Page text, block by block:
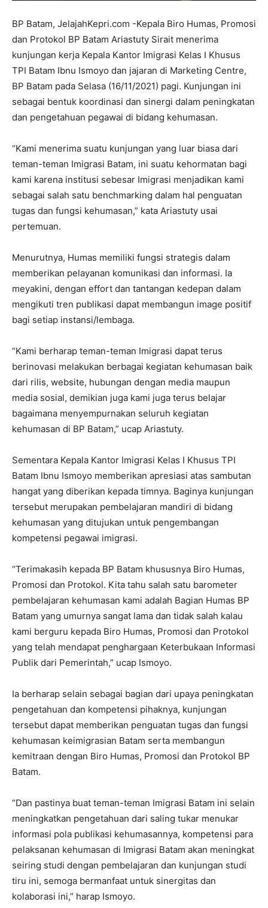
BP Batam, JelajahKepri.com -Kepala Biro Humas, Promosi
dan Protokol BP Batam Ariastuty Sirait menerima
kunjungan kerja Kepala Kantor Imigrasi Kelas I Khusus
TPI Batam Ibnu Ismoyo dan jajaran di Marketing Centre,
BP Batam pada Selasa (16/11/2021) pagi. Kunjungan ini
sebagai bentuk koordinasi dan sinergi dalam peningkatan
dan pengetahuan pegawai di bidang kehumasan.
“Kami menerima suatu kunjungan yang luar biasa dari
teman-teman Imigrasi Batam, ini suatu kehormatan bagi
kami karena institusi sebesar Imigrasi menjadikan kami
sebagai salah satu benchmarking dalam hal penguatan
tugas dan fungsi kehumasan,” kata Ariastuty usai
pertemuan.
Menurutnya, Humas memiliki fungsi strategis dalam
memberikan pelayanan komunikasi dan informasi. Ia
meyakini, dengan effort dan tantangan kedepan dalam
mengikuti tren publikasi dapat membangun image positif
bagi setiap instansi/lembaga.
“Kami berharap teman-teman Imigrasi dapat terus
berinovasi melakukan berbagai kegiatan kehumasan baik
dari rilis, website, hubungan dengan media maupun
media sosial, demikian juga kami juga terus belajar
bagaimana menyempurnakan seluruh kegiatan
kehumasan di BP Batam,” ucap Ariastuty.
Sementara Kepala Kantor Imigrasi Kelas I Khusus TPI
Batam Ibnu Ismoyo memberikan apresiasi atas sambutan
hangat yang diberikan kepada timnya. Baginya kunjungan
tersebut merupakan pembelajaran mandiri di bidang
kehumasan yang ditujukan untuk pengembangan
kompetensi pegawai imigrasi.
“Terimakasih kepada BP Batam khususnya Biro Humas,
Promosi dan Protokol. Kita tahu salah satu barometer
pembelajaran kehumasan kami adalah Bagian Humas BP
Batam yang umurnya sangat lama dan tidak salah kalau
kami berguru kepada Biro Humas, Promosi dan Protokol
yang telah mendapat penghargaan Keterbukaan Informasi
Publik dari Pemerintah,” ucap Ismoyo.
Ia berharap selain sebagai bagian dari upaya peningkatan
pengetahuan dan kompetensi pihaknya, kunjungan
tersebut dapat memberikan penguatan tugas dan fungsi
kehumasan keimigrasian Batam serta membangun
kemitraan dengan Biro Humas, Promosi dan Protokol BP
Batam.
“Dan pastinya buat teman-teman Imigrasi Batam ini selain
meningkatkan pengetahuan dari saling tukar menukar
informasi pola publikasi kehumasannya, kompetensi para
pelaksanan kehumasan di Imigrasi Batam akan meningkat
seiring studi dengan pembelajaran dan kunjungan studi
tiru ini, semoga bermanfaat untuk sinergitas dan
kolaborasi ini,” harap Ismoyo.